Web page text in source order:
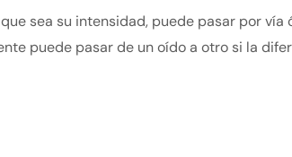
sea su intensidad, puede pasar por vía
puede pasar de un oído a otro si la